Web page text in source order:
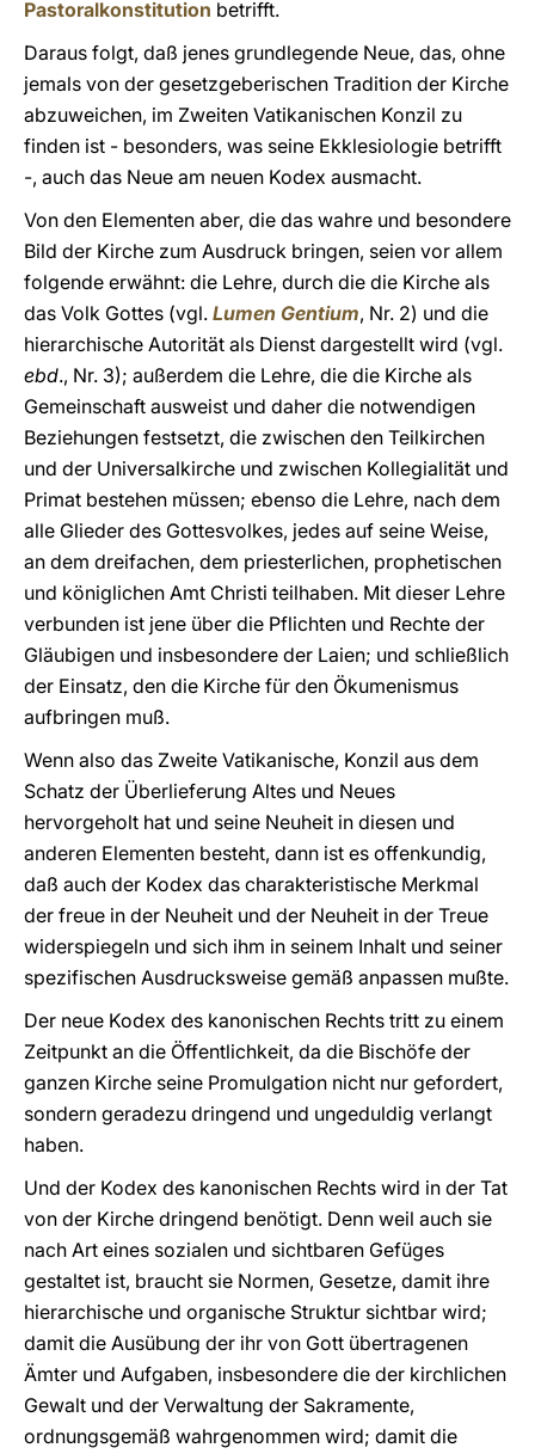
Pastoralkonstitution betrifft.
Daraus folgt, daß jenes grundlegende Neue, das, ohne
jemals von der gesetzgeberischen Tradition der Kirche
abzuweichen, im Zweiten Vatikanischen Konzil zu
finden ist - besonders, was seine Ekklesiologie betrifft
-, auch das Neue am neuen Kodex ausmacht.
Von den Elementen aber, die das wahre und besondere
Bild der Kirche zum Ausdruck bringen, seien vor allem
folgende erwähnt: die Lehre, durch die die Kirche als
das Volk Gottes (vgl. Lumen Gentium, Nr. 2) und die
hierarchische Autorität als Dienst dargestellt wird (vgl.
ebd., Nr. 3); außerdem die Lehre, die die Kirche als
Gemeinschaft ausweist und daher die notwendigen
Beziehungen festsetzt, die zwischen den Teilkirchen
und der Universalkirche und zwischen Kollegialität und
Primat bestehen müssen; ebenso die Lehre, nach dem
alle Glieder des Gottesvolkes, jedes auf seine Weise,
an dem dreifachen, dem priesterlichen, prophetischen
und königlichen Amt Christi teilhaben. Mit dieser Lehre
verbunden ist jene über die Pflichten und Rechte der
Gläubigen und insbesondere der Laien; und schließlich
der Einsatz, den die Kirche für den Ökumenismus
aufbringen muß.
Wenn also das Zweite Vatikanische, Konzil aus dem
Schatz der Überlieferung Altes und Neues
hervorgeholt hat und seine Neuheit in diesen und
anderen Elementen besteht, dann ist es offenkundig,
daß auch der Kodex das charakteristische Merkmal
der freue in der Neuheit und der Neuheit in der Treue
widerspiegeln und sich ihm in seinem Inhalt und seiner
spezifischen Ausdrucksweise gemäß anpassen mußte.
Der neue Kodex des kanonischen Rechts tritt zu einem
Zeitpunkt an die Öffentlichkeit, da die Bischöfe der
ganzen Kirche seine Promulgation nicht nur gefordert,
sondern geradezu dringend und ungeduldig verlangt
haben.
Und der Kodex des kanonischen Rechts wird in der Tat
von der Kirche dringend benötigt. Denn weil auch sie
nach Art eines sozialen und sichtbaren Gefüges
gestaltet ist, braucht sie Normen, Gesetze, damit ihre
hierarchische und organische Struktur sichtbar wird;
damit die Ausübung der ihr von Gott übertragenen
Ämter und Aufgaben, insbesondere die der kirchlichen
Gewalt und der Verwaltung der Sakramente,
ordnungsgemäß wahrgenommen wird; damit die